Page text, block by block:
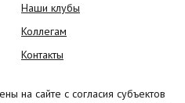
Наши клубы
Коллегам
Контакты
на сайте с согласия субъектов